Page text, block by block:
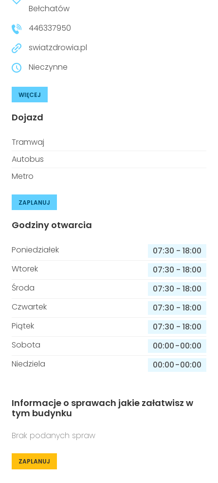
niepełnosprawnościami
Prawo
Prawa osób z niepełnosprawnościami
Urządzenia IoT
Bełchatów
446337950
swiatzdrowia.pl
Nieczynne
WIĘCEJ
Dojazd
Tramwaj
Autobus
Metro
ZAPLANUJ
Godziny otwarcia
Poniedziałek 07:30 - 18:00
Wtorek
07:30 - 18:00
Środa
07:30 - 18:00
Czwartek
07:30 - 18:00
Piątek
07:30 - 18:00
Sobota
00:00-00:00
Niedziela
00:00-00:00
Informacje o sprawach jakie załatwisz w
tym budynku
Brak podanych spraw
ZAPLANUJ